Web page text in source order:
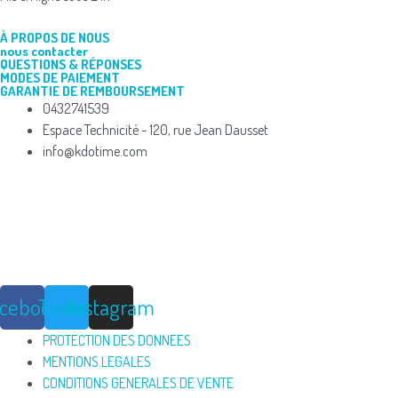
À PROPOS DE NOUS
nous contacter
QUESTIONS & RÉPONSES
MODES DE PAIEMENT
GARANTIE DE REMBOURSEMENT
0432741539
Espace Technicité - 120, rue Jean Dausset
info@kdotime.com
TwitterInstagram
PROTECTION DES DONNEES
MENTIONS LEGALES
CONDITIONS GENERALES DE VENTE